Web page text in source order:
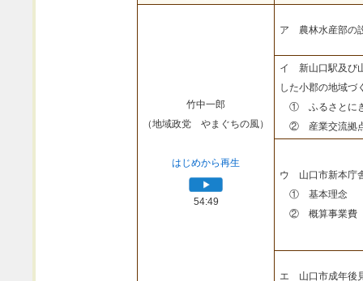
竹中一郎
（地域政党 やまぐちの風）
はじめから再生
54:49
ア 農林水産部の
イ 新山口駅及び
した小郡の地域づ
① ふるさとにぎ
② 産業交流拠点
ウ 山口市新本庁
① 基本理念
② 概算事業費
エ 山口市成年後